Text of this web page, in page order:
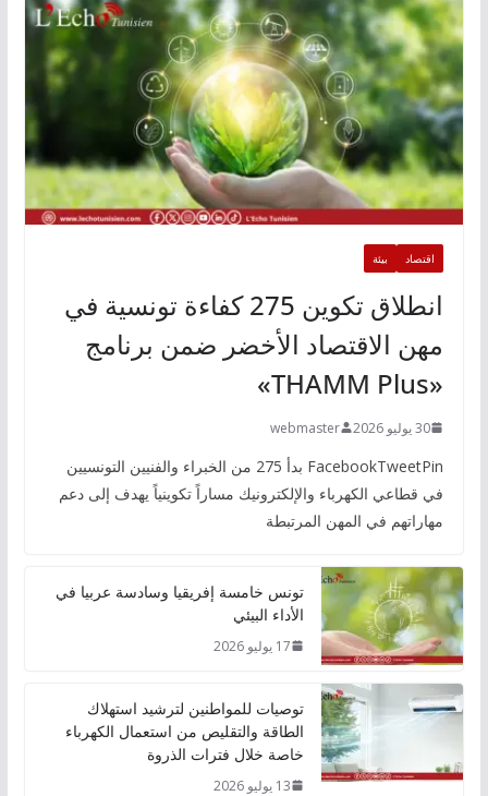
اقتصاد بيئة
انطلاق تكوين 275 كفاءة تونسية في
مهن الاقتصاد الأخضر ضمن برنامج
«THAMM Plus»
30 يوليو 2026 webmaster
FacebookTweetPin بدأ 275 من الخبراء والفنيين التونسيين
في قطاعي الكهرباء والإلكترونيك مساراً تكوينياً يهدف إلى دعم
مهاراتهم في المهن المرتبطة
تونس خامسة إفريقيا وسادسة عربيا في
الأداء البيئي
17 يوليو 2026
توصيات للمواطنين لترشيد استهلاك
الطاقة والتقليص من استعمال الكهرباء
خاصة خلال فترات الذروة
13 يوليو 2026